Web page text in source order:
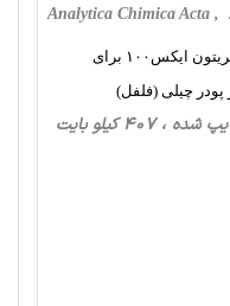
Analytica Chimica Acta ,
روش استخراج نقطه ابری با استفاده از تریتون ایکس۱۰۰ برای
چیلی (فلفل)
، کلیه گرایش ها، 15 صفحه فارسی تایپ شده ، 407 کیلو بایت